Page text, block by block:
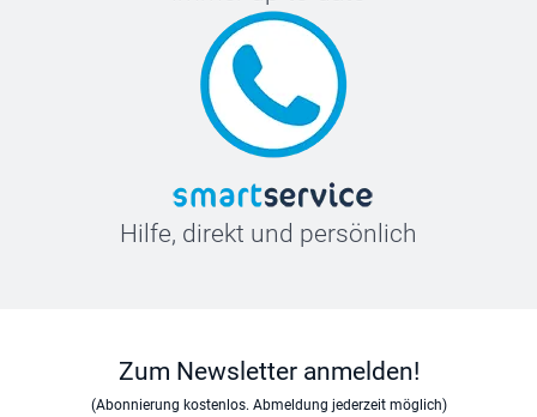
Hilfe, direkt und persönlich
Zum Newsletter anmelden!
(Abonnierung kostenlos. Abmeldung jederzeit möglich)